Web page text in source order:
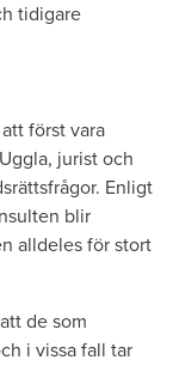
tidigare
först vara
jurist och
Enligt
blir
alldeles för stort
de som
i vissa fall tar